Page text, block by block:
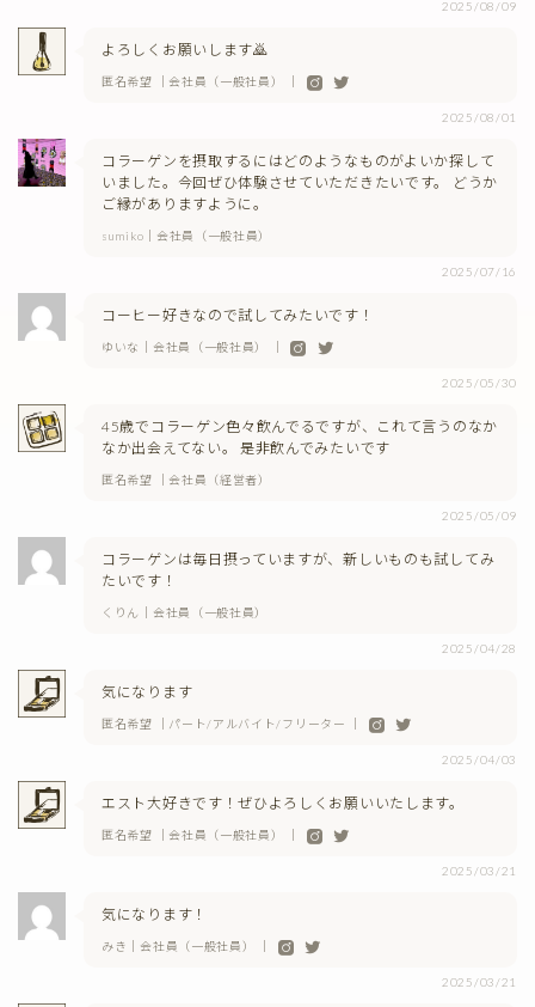
2025/08/09
よろしくお願いします🙇
匿名希望 ｜会社員（一般社員） ｜
2025/08/01
コラーゲンを摂取するにはどのようなものがよいか探して
いました。今回ぜひ体験させていただきたいです。 どうか
ご縁がありますように。
sumiko｜会社員（一般社員）
2025/07/16
コーヒー好きなので試してみたいです！
ゆいな｜会社員（一般社員） ｜
2025/05/30
45歳でコラーゲン色々飲んでるですが、これて言うのなか
なか出会えてない。 是非飲んでみたいです
匿名希望 ｜会社員（経営者）
2025/05/09
コラーゲンは毎日摂っていますが、新しいものも試してみ
たいです！
くりん｜会社員（一般社員）
2025/04/28
気になります
匿名希望 ｜パート/アルバイト/フリーター ｜
2025/04/03
エスト大好きです！ぜひよろしくお願いいたします。
匿名希望 ｜会社員（一般社員） ｜
2025/03/21
気になります！
みき｜会社員（一般社員） ｜
2025/03/21